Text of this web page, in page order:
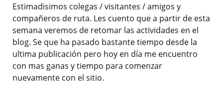
Estimadisimos colegas / visitantes / amigos y
compañeros de ruta. Les cuento que a partir de esta
semana veremos de retomar las actividades en el
blog. Se que ha pasado bastante tiempo desde la
ultima publicación pero hoy en día me encuentro
con mas ganas y tiempo para comenzar
nuevamente con el sitio.